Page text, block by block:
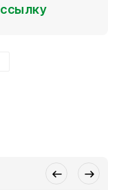
ссылку